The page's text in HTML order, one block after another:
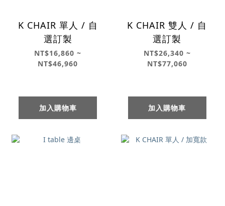
K CHAIR 單人 / 自
選訂製
NT$16,860 ~
NT$46,960
加入購物車
K CHAIR 雙人 / 自
選訂製
NT$26,340 ~
NT$77,060
加入購物車